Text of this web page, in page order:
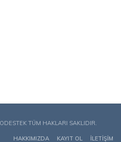
TÜM HAKLARI SAKLIDIR.
HAKKIMIZDA
KAYIT OL İLETIŞIM